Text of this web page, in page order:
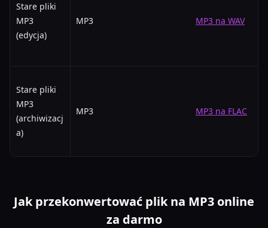
Stare pliki
MP3
(edycja)
MP3 MP3 na WAV
Stare pliki
MP3
(archiwizacj
a)
MP3 MP3 na FLAC
Jak przekonwertować plik na MP3 online
za darmo